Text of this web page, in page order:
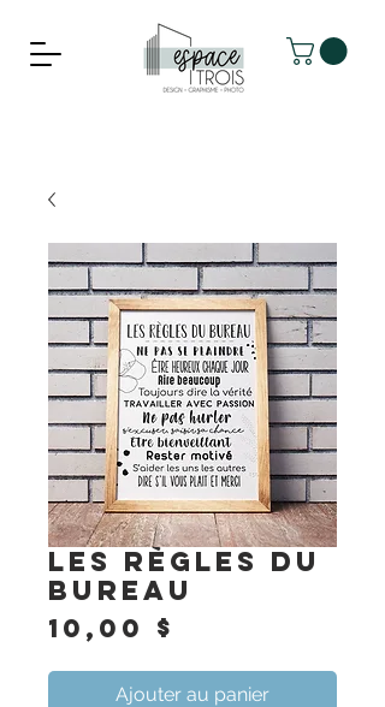
Les règles du
bureau
10,00 $
Ajouter au panier